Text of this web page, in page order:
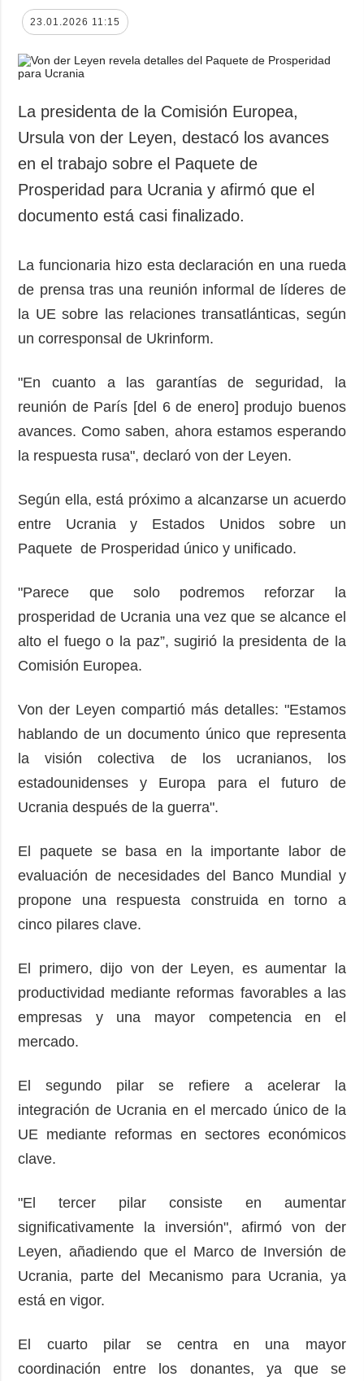
23.01.2026 11:15
La presidenta de la Comisión Europea,
Ursula von der Leyen, destacó los avances
en el trabajo sobre el Paquete de
Prosperidad para Ucrania y afirmó que el
documento está casi finalizado.
La funcionaria hizo esta declaración en una rueda
de prensa tras una reunión informal de líderes de
la UE sobre las relaciones transatlánticas, según
un corresponsal de Ukrinform.
"En cuanto a las garantías de seguridad, la
reunión de París [del 6 de enero] produjo buenos
avances. Como saben, ahora estamos esperando
la respuesta rusa", declaró von der Leyen.
Según ella, está próximo a alcanzarse un acuerdo
entre Ucrania y Estados Unidos sobre un
Paquete de Prosperidad único y unificado.
"Parece que solo podremos reforzar la
prosperidad de Ucrania una vez que se alcance el
alto el fuego o la paz”, sugirió la presidenta de la
Comisión Europea.
Von der Leyen compartió más detalles: "Estamos
hablando de un documento único que representa
la visión colectiva de los ucranianos, los
estadounidenses y Europa para el futuro de
Ucrania después de la guerra".
El paquete se basa en la importante labor de
evaluación de necesidades del Banco Mundial y
propone una respuesta construida en torno a
cinco pilares clave.
El primero, dijo von der Leyen, es aumentar la
productividad mediante reformas favorables a las
empresas y una mayor competencia en el
mercado.
El segundo pilar se refiere a acelerar la
integración de Ucrania en el mercado único de la
UE mediante reformas en sectores económicos
clave.
"El tercer pilar consiste en aumentar
significativamente la inversión", afirmó von der
Leyen, añadiendo que el Marco de Inversión de
Ucrania, parte del Mecanismo para Ucrania, ya
está en vigor.
El cuarto pilar se centra en una mayor
coordinación entre los donantes, ya que se